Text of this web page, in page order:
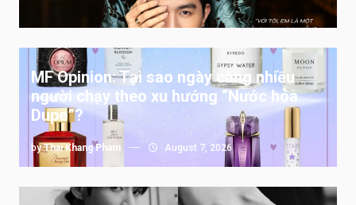
MF Opinion: Tại sao ngày càng nhiều
người chạy theo xu hướng “Nước hoa
Dupe”?
byThai Khang Pham August 7, 2026